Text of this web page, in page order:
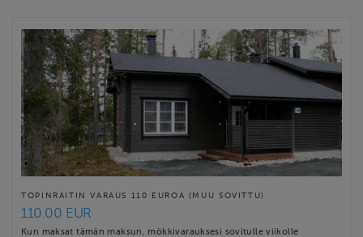
TOPINRAITIN VARAUS 110 EUROA (MUU SOVITTU)
110.00 EUR
Kun maksat tämän maksun, mökkivarauksesi sovitulle viikolle